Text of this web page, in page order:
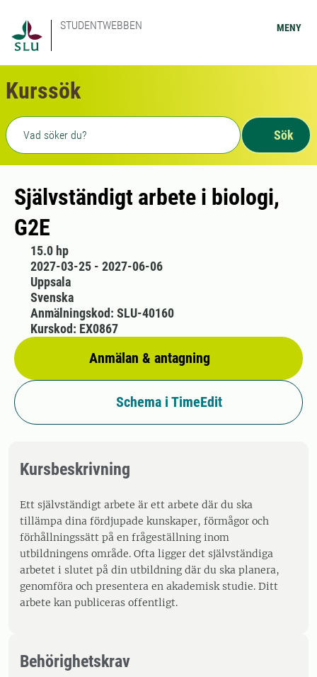
STUDENTWEBBEN MENY
Kurssök
Fritext sökning
Sök
Självständigt arbete i biologi,
G2E
15.0 hp
2027-03-25 - 2027-06-06
Uppsala
Svenska
Anmälan & antagning
Anmälningskod: SLU-40160
Kurskod: EX0867
Schema i TimeEdit
Kursbeskrivning
Ett självständigt arbete är ett arbete där du ska
tillämpa dina fördjupade kunskaper, förmågor och
förhållningssätt på en frågeställning inom
utbildningens område. Ofta ligger det självständiga
arbetet i slutet på din utbildning där du ska planera,
genomföra och presentera en akademisk studie. Ditt
arbete kan publiceras offentligt.
Behörighetskrav